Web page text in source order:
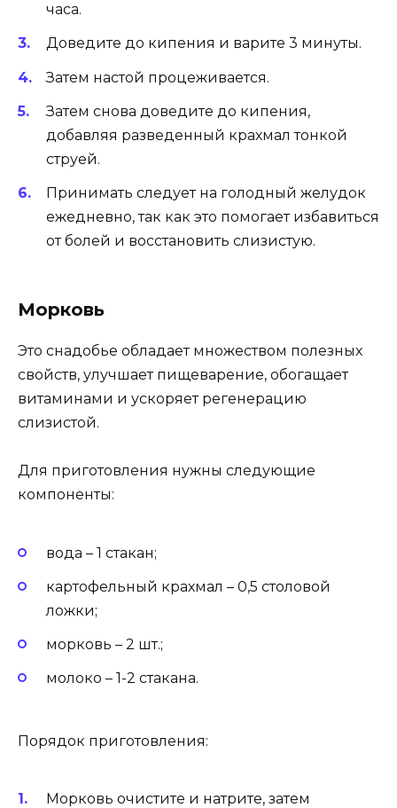
часа.
Доведите до кипения и варите 3 минуты.
Затем настой процеживается.
Затем снова доведите до кипения,
добавляя разведенный крахмал тонкой
струей.
Принимать следует на голодный желудок
ежедневно, так как это помогает избавиться
от болей и восстановить слизистую.
Морковь
Это снадобье обладает множеством полезных
свойств, улучшает пищеварение, обогащает
витаминами и ускоряет регенерацию
слизистой.
Для приготовления нужны следующие
компоненты:
вода – 1 стакан;
картофельный крахмал – 0,5 столовой
ложки;
морковь – 2 шт.;
молоко – 1-2 стакана.
Порядок приготовления:
Морковь очистите и натрите, затем